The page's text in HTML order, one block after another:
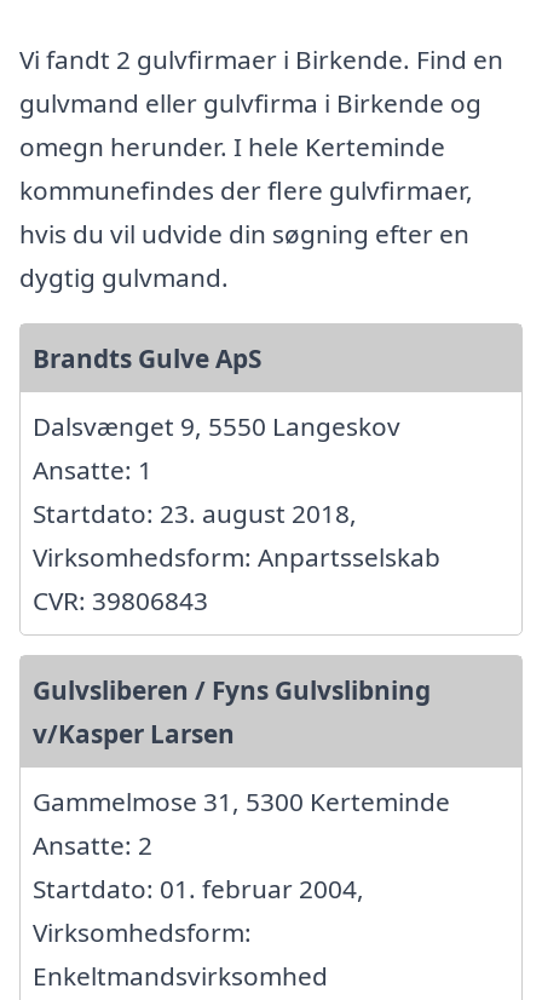
Vi fandt 2 gulvfirmaer i Birkende. Find en
gulvmand eller gulvfirma i Birkende og
omegn herunder. I hele Kerteminde
kommunefindes der flere gulvfirmaer,
hvis du vil udvide din søgning efter en
dygtig gulvmand.
Brandts Gulve ApS
Dalsvænget 9, 5550 Langeskov
Ansatte: 1
Startdato: 23. august 2018,
Virksomhedsform: Anpartsselskab
CVR: 39806843
Gulvsliberen / Fyns Gulvslibning
v/Kasper Larsen
Gammelmose 31, 5300 Kerteminde
Ansatte: 2
Startdato: 01. februar 2004,
Virksomhedsform:
Enkeltmandsvirksomhed